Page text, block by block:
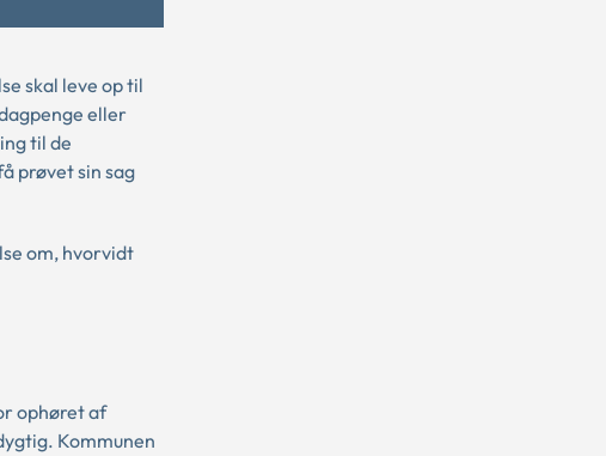
skal leve op til
eller
til de
prøvet sin sag
om, hvorvidt
ophøret af
Kommunen